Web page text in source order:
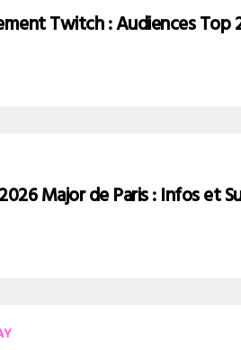
Twitch : Audiences Top
2026 Major de Paris : Infos et